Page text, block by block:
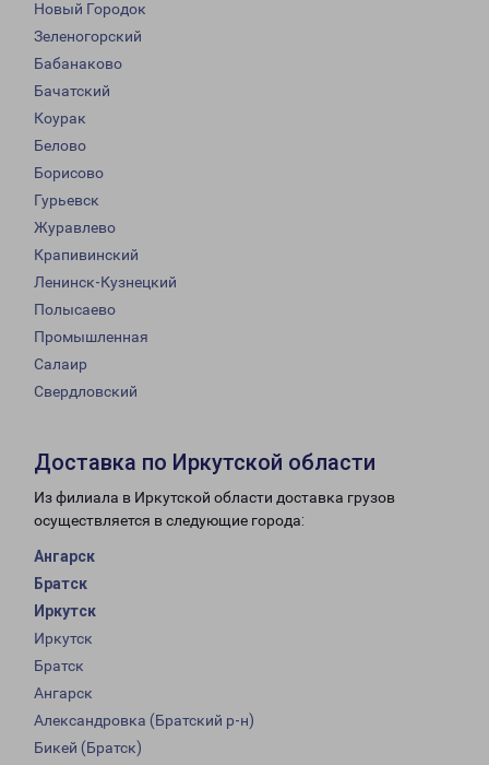
Новый Городок
Зеленогорский
Бабанаково
Бачатский
Коурак
Белово
Борисово
Гурьевск
Журавлево
Крапивинский
Ленинск-Кузнецкий
Полысаево
Промышленная
Салаир
Свердловский
Доставка по Иркутской области
Из филиала в Иркутской области доставка грузов
осуществляется в следующие города:
Ангарск
Братск
Иркутск
Иркутск
Братск
Ангарск
Александровка (Братский р-н)
Бикей (Братск)